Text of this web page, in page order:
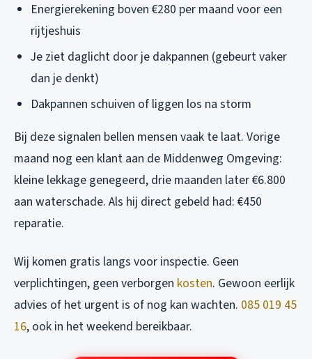
Energierekening boven €280 per maand voor een
rijtjeshuis
Je ziet daglicht door je dakpannen (gebeurt vaker
dan je denkt)
Dakpannen schuiven of liggen los na storm
Bij deze signalen bellen mensen vaak te laat. Vorige
maand nog een klant aan de Middenweg Omgeving:
kleine lekkage genegeerd, drie maanden later €6.800
aan waterschade. Als hij direct gebeld had: €450
reparatie.
Wij komen gratis langs voor inspectie. Geen
verplichtingen, geen verborgen kosten. Gewoon eerlijk
advies of het urgent is of nog kan wachten. 085 019 45
16, ook in het weekend bereikbaar.